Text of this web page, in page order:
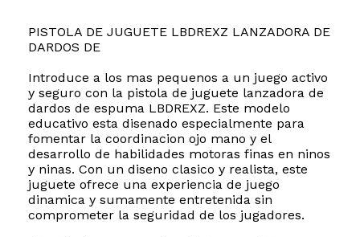
PISTOLA DE JUGUETE LBDREXZ LANZADORA DE
DARDOS DE
Introduce a los mas pequenos a un juego activo
y seguro con la pistola de juguete lanzadora de
dardos de espuma LBDREXZ. Este modelo
educativo esta disenado especialmente para
fomentar la coordinacion ojo mano y el
desarrollo de habilidades motoras finas en ninos
y ninas. Con un diseno clasico y realista, este
juguete ofrece una experiencia de juego
dinamica y sumamente entretenida sin
comprometer la seguridad de los jugadores.